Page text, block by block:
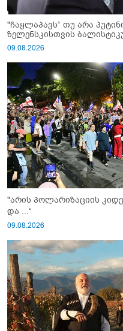
"ჩაყლაპავს“ თუ არა
ზელენსკისთვის
09.08.2026
"არის პოლარიზაციის
და ...“
09.08.2026